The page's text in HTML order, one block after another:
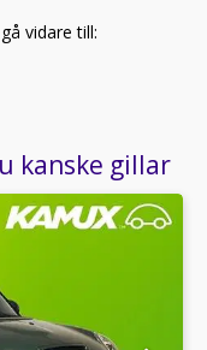
vidare till:
kanske gillar